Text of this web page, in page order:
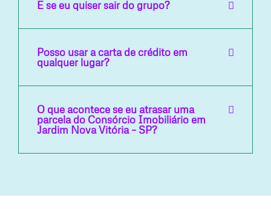
E se eu quiser sair do grupo?
Posso usar a carta de crédito em
qualquer lugar?
O que acontece se eu atrasar uma
parcela do Consórcio Imobiliário em
Jardim Nova Vitória – SP?